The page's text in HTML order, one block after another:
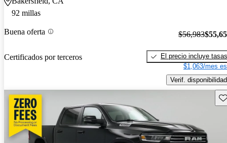
92 millas
Buena oferta
Certificados por terceros
$56,983
El precio incluye tasas
$1,063/mes
Verif. disponibilidad